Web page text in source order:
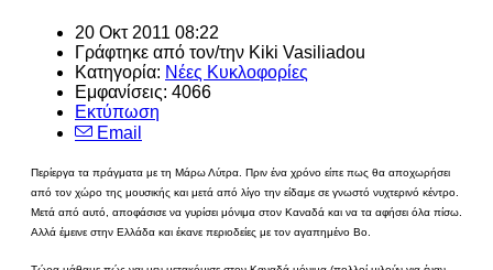
20 Οκτ 2011 08:22
Γράφτηκε από τον/την Kiki Vasiliadou
Κατηγορία: Νέες Κυκλοφορίες
Εμφανίσεις: 4066
Εκτύπωση
Email
Περίεργα τα πράγματα με τη Μάρω Λύτρα. Πριν ένα χρόνο είπε πως θα αποχωρήσει
από τον χώρο της μουσικής και μετά από λίγο την είδαμε σε γνωστό νυχτερινό κέντρο.
Μετά από αυτό, αποφάσισε να γυρίσει μόνιμα στον Καναδά και να τα αφήσει όλα πίσω.
Αλλά έμεινε στην Ελλάδα και έκανε περιοδείες με τον αγαπημένο Bo.